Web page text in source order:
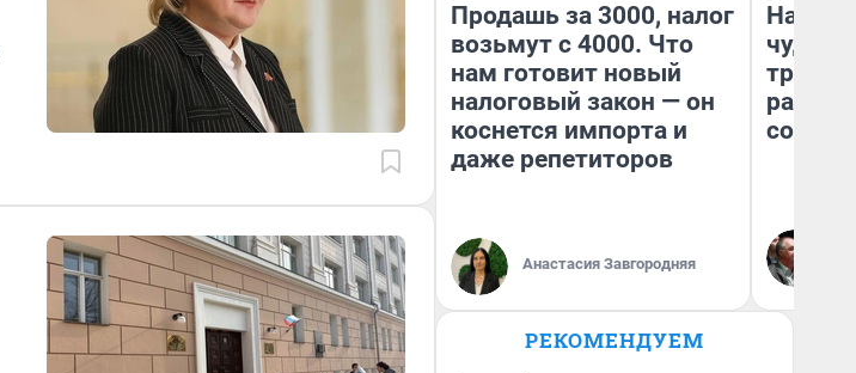
Продашь за 3000, налог
возьмут с 4000. Что
нам готовит новый
налоговый закон — он
коснется импорта и
даже репетиторов
Анастасия Завгородняя
чудом
РЕКОМЕНДУЕМ